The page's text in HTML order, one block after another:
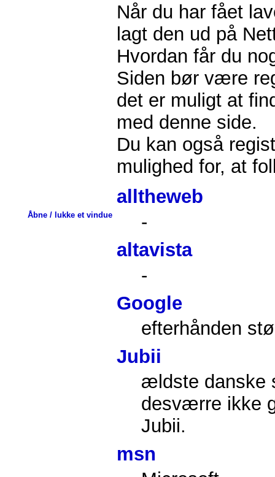
Når du har fået
lagt den ud på
Hvordan får du
Siden bør være
det er muligt at
med denne side.
Du kan også
mulighed for, at
alltheweb
-
altavista
-
Google
efterhånden
Jubii
ældste danske
desværre ikke
Jubii.
msn
Åbne / lukke et vindue